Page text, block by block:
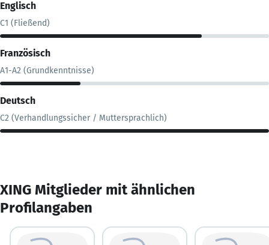
Englisch
C1 (Fließend)
Französisch
A1-A2 (Grundkenntnisse)
Deutsch
C2 (Verhandlungssicher / Muttersprachlich)
XING Mitglieder mit ähnlichen
Profilangaben